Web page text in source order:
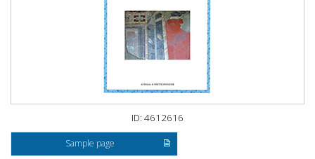
ID: 4612616
Sample page